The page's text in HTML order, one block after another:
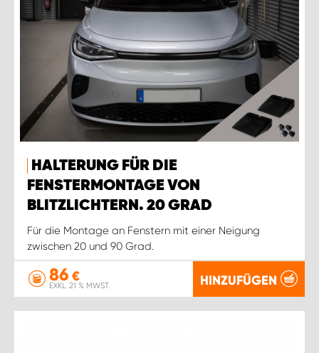
HALTERUNG FÜR DIE
FENSTERMONTAGE VON
BLITZLICHTERN. 20 GRAD
Für die Montage an Fenstern mit einer Neigung
zwischen 20 und 90 Grad.
86 €
EXKL. 21 % MWST. HINZUFÜGEN